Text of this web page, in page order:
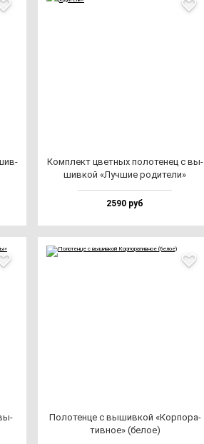
Ком­плект цвет­ных по­ло­те­нец с вы­
шив­кой «Луч­шие ро­ди­те­ли»
2590 руб
Поло­тен­це с вы­шив­кой «Кор­по­ра­
тив­ное» (бе­лое)